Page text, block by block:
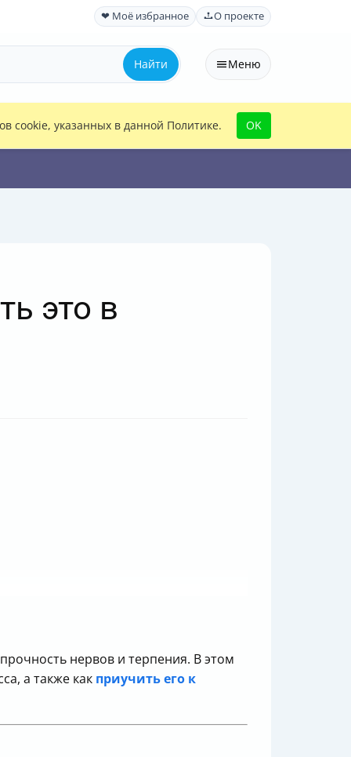
❤ Моё избранное О проекте
Найти Меню
cookie, указанных в данной Политике. OK
это в
нервов и терпения. В этом
а также как приучить его к